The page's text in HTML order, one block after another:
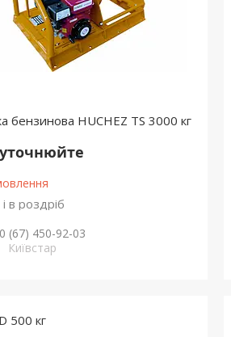
бензинова HUCHEZ TS 3000 кг
в роздріб
(67) 450-92-03
Київстар
500 кг